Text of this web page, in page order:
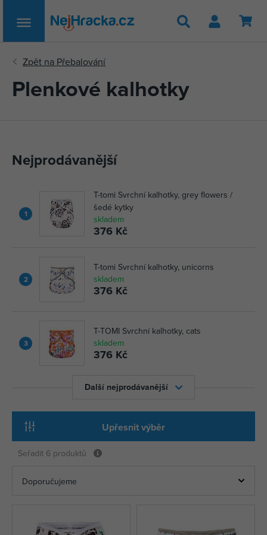
Hledat
Plenkové kalhotky
Nejprodávanější
1
T-tomi Svrchní kalhotky, grey flowers /
šedé kytky
skladem
376 Kč
2
T-tomi Svrchní kalhotky, unicorns
skladem
376 Kč
3
T-TOMI Svrchní kalhotky, cats
skladem
376 Kč
Další nejprodávanější
Upřesnit výběr
Seřadit 6 produktů